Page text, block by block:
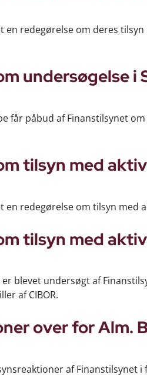
redegørelse om deres
undersøgelse i
får påbud af Finanstilsynet
tilsyn med
redegørelse om tilsyn med
tilsyn med
er blevet undersøgt af
af CIBOR.
over for Alm.
af